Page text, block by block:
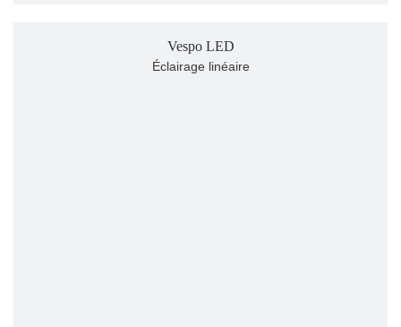
Vespo LED
Éclairage linéaire